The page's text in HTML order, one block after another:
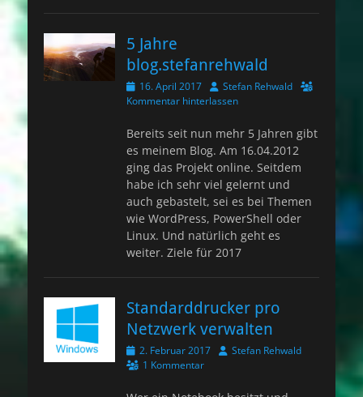
5 Jahre
blog.stefanrehwald
Veröffentlicht
am
16. April 2017 AutorStefan Rehwald
Kommentar hinterlassen
Bereits seit nun mehr 5 Jahren gibt
es meinem Blog. Am 16.04.2012
ging das Projekt online. Seitdem
habe ich sehr viel gelernt und
auch gebastelt, sei es bei Themen
wie WordPress, PowerShell oder
Linux. Und natürlich geht es
weiter. Ziele für 2017
Standarddrucker pro
Netzwerk verwalten
Veröffentlicht
am
2. Februar 2017 AutorStefan Rehwald
1 Kommentar